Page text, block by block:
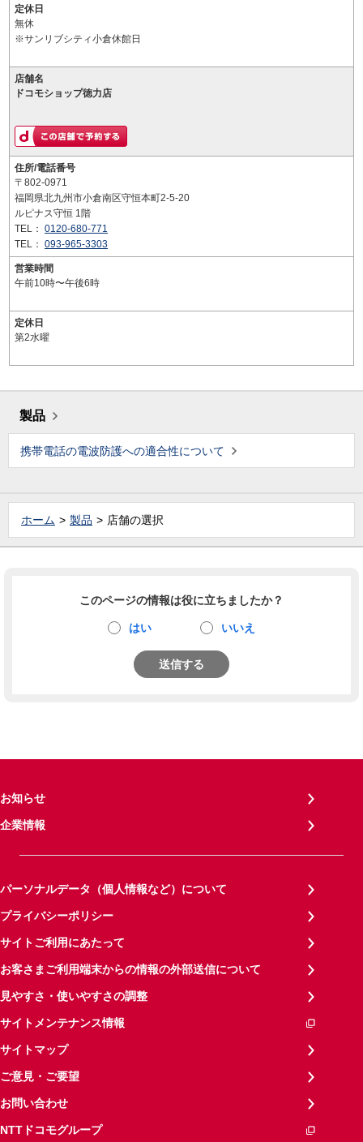
定休日
無休
※サンリブシティ小倉休館日
店舗名
ドコモショップ徳力店
住所/電話番号
〒802-0971
福岡県北九州市小倉南区守恒本町2-5-20
ルピナス守恒 1階
TEL： 0120-680-771
TEL： 093-965-3303
営業時間
午前10時〜午後6時
定休日
第2水曜
製品
携帯電話の電波防護への適合性について
ホーム 製品 店舗の選択
このページの情報は役に立ちましたか？
はい いいえ
送信する
お知らせ
企業情報
パーソナルデータ（個人情報など）について
プライバシーポリシー
サイトご利用にあたって
お客さまご利用端末からの情報の外部送信について
見やすさ・使いやすさの調整
サイトメンテナンス情報
サイトマップ
ご意見・ご要望
お問い合わせ
NTTドコモグループ